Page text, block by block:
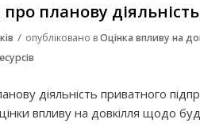
планову діяльність
/ опубліковано вОцінка впливу на
діяльність приватного
впливу на довкілля щодо